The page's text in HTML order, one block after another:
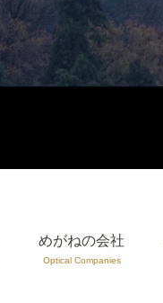
めがねの会社
Optical Companies